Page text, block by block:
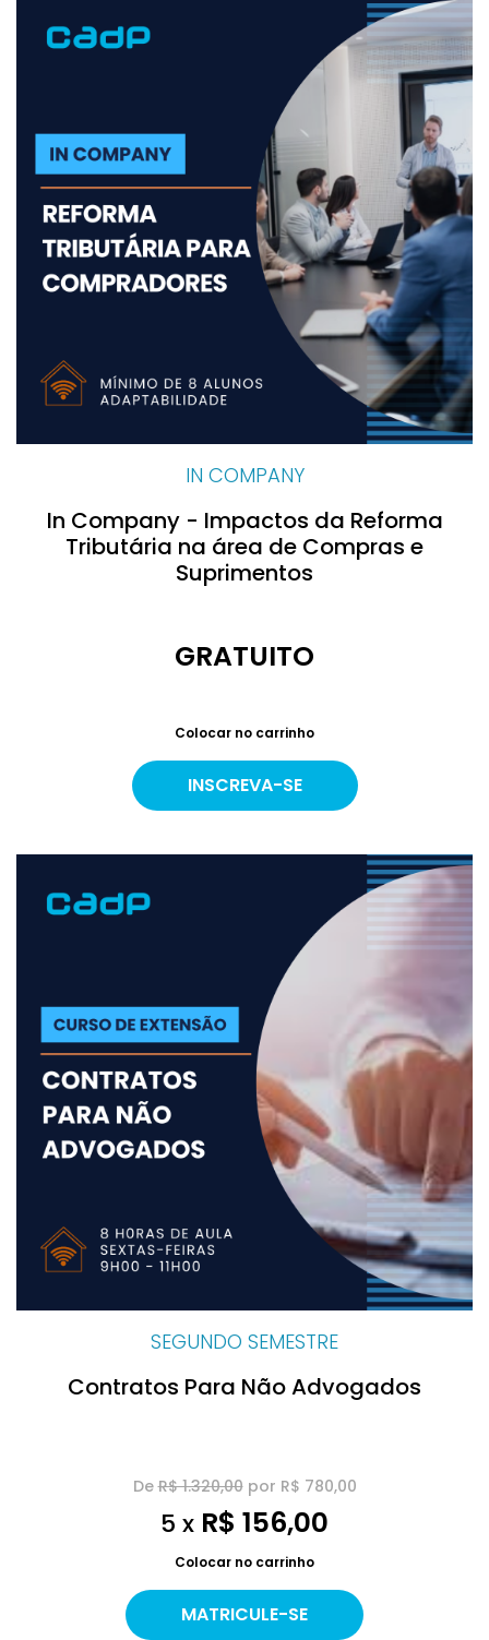
IN COMPANY
In Company - Impactos da Reforma
Tributária na área de Compras e
Suprimentos
GRATUITO
Colocar no carrinho
INSCREVA-SE
SEGUNDO SEMESTRE
Contratos Para Não Advogados
DeR$ 1.320,00por R$ 780,00
5 x R$ 156,00
Colocar no carrinho
MATRICULE-SE